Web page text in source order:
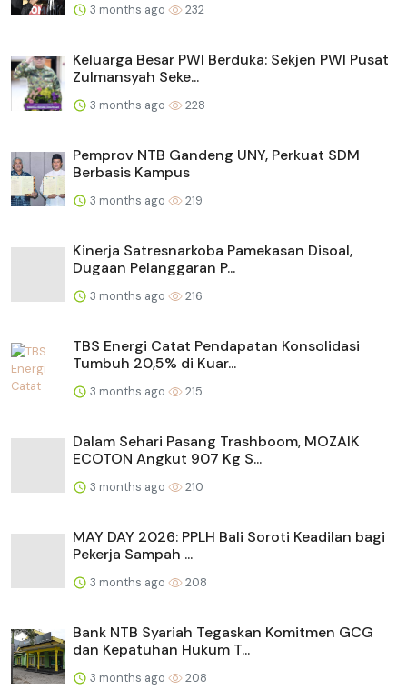
3 months ago 232
Keluarga Besar PWI Berduka: Sekjen PWI Pusat
Zulmansyah Seke...
3 months ago 228
Pemprov NTB Gandeng UNY, Perkuat SDM
Berbasis Kampus
3 months ago 219
Kinerja Satresnarkoba Pamekasan Disoal,
Dugaan Pelanggaran P...
3 months ago 216
TBS Energi Catat Pendapatan Konsolidasi
Tumbuh 20,5% di Kuar...
3 months ago 215
Dalam Sehari Pasang Trashboom, MOZAIK
ECOTON Angkut 907 Kg S...
3 months ago 210
MAY DAY 2026: PPLH Bali Soroti Keadilan bagi
Pekerja Sampah ...
3 months ago 208
Bank NTB Syariah Tegaskan Komitmen GCG
dan Kepatuhan Hukum T...
3 months ago 208